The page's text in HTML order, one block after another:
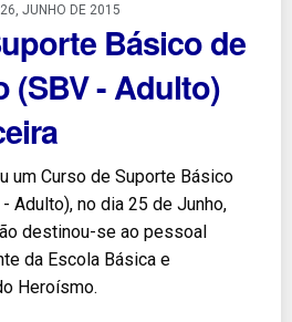
JUNHO DE 2015
Básico de
(SBV - Adulto)
um Curso de Suporte Básico
Adulto), no dia 25 de Junho,
destinou-se ao pessoal
da Escola Básica e
Heroísmo.